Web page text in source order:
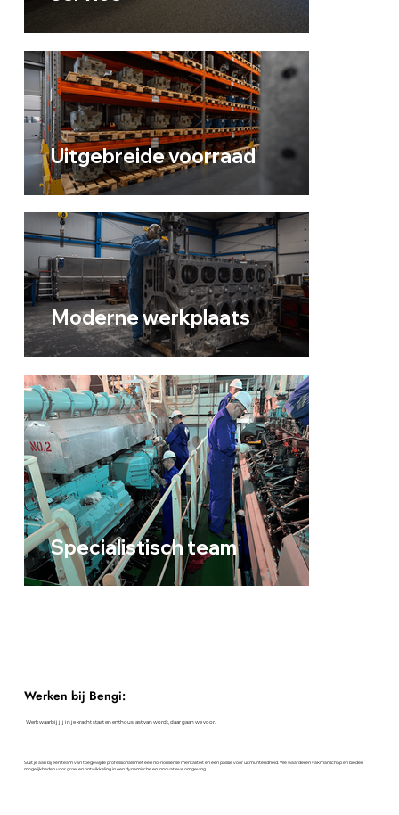
Uitgebreide voorraad
Moderne werkplaats
Specialistisch team
Werken bij Bengi:
Werk waarbij jij in je kracht staat en enthousiast van wordt, daar gaan we voor.
Sluit je aan bij een team van toegewijde professionals met een no-nonsense mentaliteit en een passie voor uitmuntendheid. We waarderen vakmanschap en bieden
mogelijkheden voor groei en ontwikkeling in een dynamische en innovatieve omgeving.